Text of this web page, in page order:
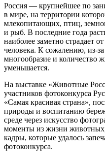
Россия — крупнейшее по
в мире, на территории
млекопитающих, птиц,
и рыб. В последние года
наиболее заметно страдает
человека. К сожалению, из-
многообразие и количество
уменьшается.
На выставке «Животные
участников фотоконкурса
«Самая красивая страна»,
природы и воспитанию
среде через искусство
моменты из жизни
кадры, которые удалось
фотоконкурса.